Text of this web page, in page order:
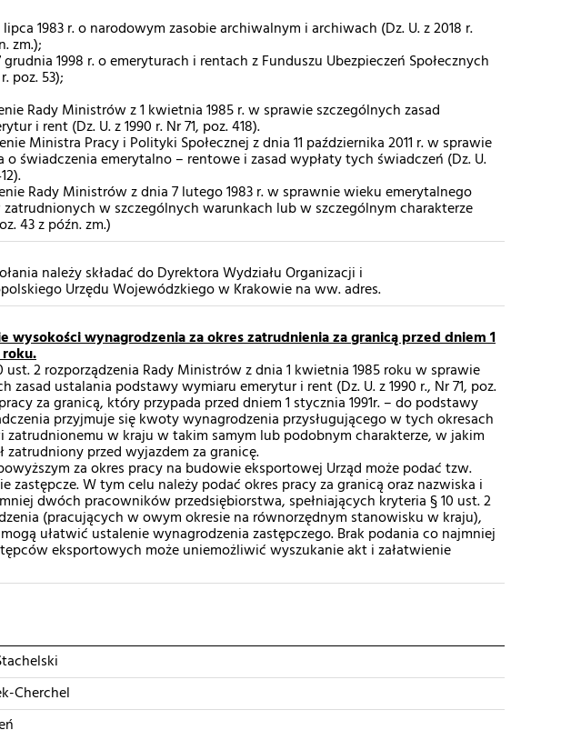
lipca 1983 r. o narodowym zasobie archiwalnym i archiwach (Dz. U. z 2018 r.
zm.);
grudnia 1998 r. o emeryturach i rentach z Funduszu Ubezpieczeń Społecznych
poz. 53);
Rady Ministrów z 1 kwietnia 1985 r. w sprawie szczególnych zasad
i rent (Dz. U. z 1990 r. Nr 71, poz. 418).
Ministra Pracy i Polityki Społecznej z dnia 11 października 2011 r. w sprawie
o świadczenia emerytalno – rentowe i zasad wypłaty tych świadczeń (Dz. U.
Rady Ministrów z dnia 7 lutego 1983 r. w sprawnie wieku emerytalnego
w szczególnych warunkach lub w szczególnym charakterze
43 z późn. zm.)
należy składać do Dyrektora Wydziału Organizacji i
Urzędu Wojewódzkiego w Krakowie na ww. adres.
wysokości wynagrodzenia za okres zatrudnienia za granicą przed dniem 1
roku.
ust. 2 rozporządzenia Rady Ministrów z dnia 1 kwietnia 1985 roku w sprawie
zasad ustalania podstawy wymiaru emerytur i rent (Dz. U. z 1990 r., Nr 71, poz.
za granicą, który przypada przed dniem 1 stycznia 1991r. – do podstawy
przyjmuje się kwoty wynagrodzenia przysługującego w tych okresach
w kraju w takim samym lub podobnym charakterze, w jakim
zatrudniony przed wyjazdem za granicę.
za okres pracy na budowie eksportowej Urząd może podać tzw.
zastępcze. W tym celu należy podać okres pracy za granicą oraz nazwiska i
dwóch pracowników przedsiębiorstwa, spełniających kryteria § 10 ust. 2
(pracujących w owym okresie na równorzędnym stanowisku w kraju),
ułatwić ustalenie wynagrodzenia zastępczego. Brak podania co najmniej
eksportowych może uniemożliwić wyszukanie akt i załatwienie
Cherchel